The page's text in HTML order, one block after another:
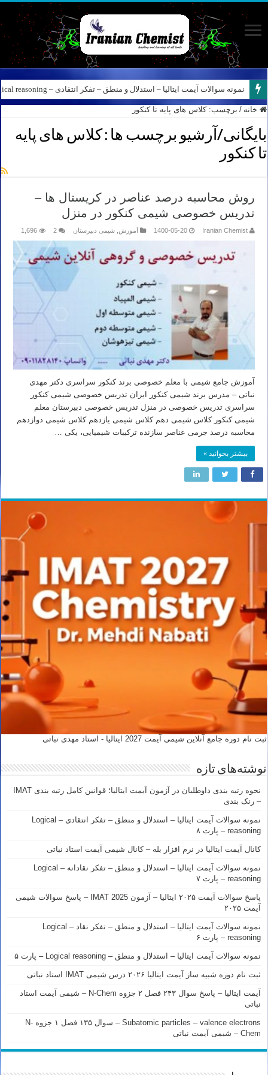
نمونه سوالات آیمت ایتالیا – استدلال و منطق – تفکر انتقادی – Logical reasoning – پارت ۸
خانه / برچسب:کلاس های پایه تا کنکور
بایگانی/آرشیو برچسب ها : کلاس های پایه
تا کنکور
روش محاسبه درصد عناصر در کریستال ها –
تدریس خصوصی شیمی کنکور در منزل
Iranian Chemist
1400-05-20 آموزش شیمی دبیرستان 2
1,696
آموزش جامع شیمی با معلم خصوصی برند کنکور سراسری دکتر مهدی
نباتی – مدرس برند شیمی کنکور ایران تدریس خصوصی شیمی کنکور
سراسری تدریس خصوصی در منزل تدریس خصوصی دبیرستان معلم
شیمی کنکور کلاس شیمی دهم کلاس شیمی یازدهم کلاس شیمی دوازدهم
محاسبه درصد جرمی عناصر سازنده ترکیبات شیمیایی، یکی …
بیشتر بخوانید »
ثبت نام دوره جامع آنلاین شیمی آیمت 2027 ایتالیا - استاد مهدی نباتی
نوشته‌های تازه
نحوه رتبه بندی داوطلبان در آزمون آیمت ایتالیا؛ قوانین کامل رتبه بندی IMAT
– رنک بندی
نمونه سوالات آیمت ایتالیا – استدلال و منطق – تفکر انتقادی – Logical
reasoning – پارت ۸
کانال آیمت ایتالیا در نرم افزار بله – کانال شیمی آیمت استاد نباتی
نمونه سوالات آیمت ایتالیا – استدلال و منطق – تفکر نقادانه – Logical
reasoning – پارت ۷
پاسخ سوالات آیمت ۲۰۲۵ ایتالیا – آزمون IMAT 2025 – پاسخ سوالات شیمی
آیمت ۲۰۲۵
نمونه سوالات آیمت ایتالیا – استدلال و منطق – تفکر نقاد – Logical
reasoning – پارت ۶
نمونه سوالات آیمت ایتالیا – استدلال و منطق – Logical reasoning – پارت ۵
ثبت نام دوره شبیه ساز آیمت ایتالیا ۲۰۲۶ درس شیمی IMAT استاد نباتی
آیمت ایتالیا – پاسخ سوال ۲۴۳ فصل ۲ جزوه N-Chem – شیمی آیمت استاد
نباتی
Subatomic particles – valence electrons – سوال ۱۳۵ فصل ۱ جزوه N-
Chem – شیمی آیمت نباتی